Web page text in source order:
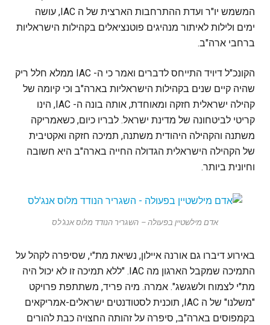
המשמש יו"ר ועדת ההתרחבות הארצית של ה IAC, עושה
ימים ולילות לאיתור מנהיגים פוטנציאלים בקהילות הישראליות
ברחבי ארה"ב.
הקונכ"ל דיויד התייחס לדברים ואמר כי ה- IAC ממלא חלל ריק
שהיה קיים שנים בקהילות הישראליות בארה"ב וכי קיומה של
קהילה ישראלית חזקה ומאוחדת, אותה בונה ה- IAC, הינו
קריטי לביטחונה של מדינת ישראל. לבריו כיום, כשאמריקה
משתנה והקהילה היהודית משתנה, תמיכה חזקה ואקטיבית
של הקהילה הישראלית הגדולה החייה בארה"ב היא חשובה
וחיונית ביותר.
אדם מילשטיין בפעולה – השגריר הנודד מלוס אנג'לס
באירוע דיברו גם אורנה איילון, נשיאת מת"י, שסיפרה לקהל על
התמיכה שמקבל הארגון מה IAC. "ללא תמיכה זו לא יכול היה
מת"י לצמוח ולשגשג". אמרה. מיה פריד, משתתפת פרויקט
"משלנו" של ה IAC, תוכנית לסטודנטים ישראלים-אמריקאים
בקמפוסים בארה"ב, סיפרה על זהותה החצויה כבת להורים